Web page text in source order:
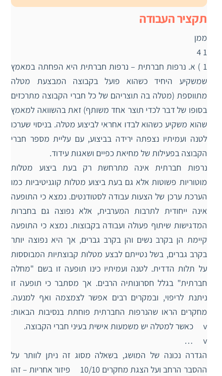
תקציר העבודה
ממן
1 4
1 ) א. נרפות חברתית – נרפות חברתית היא הפחתה במאמץ
שמשקיע היחיד כשהוא פועל בקבוצה המבצעת מטלה
מתווספת (מטלה בה תוצריהם של כל חברי הקבוצה מתרכזים
בסופו של דבר לכדי תוצר אחד משותף) זאת בהשוואה למאמץ
שהוא משקיע כשהוא לבדו אחראי לביצוע מטלה. בניסוי שערכו
לטנה ועמיתיו נצפתה ירידה בביצוע, עם עליית מספר חברי
הקבוצה בפעילות של מחיאת כפיים ושאגות עידוד.
נרפות חברתית אינה מתרחשת רק בעת ביצוע מטלות
מוטוריות פשוטות אלא גם בעת ביצוע מטלות קוגניטיביות כמו
הערכת ערכן של הצעות עבודה לסטודנטים. נמצא כי התופעה
אינה ייחודית לתרבות המערבית, אלא נפוצה גם בחברות
המדגישות שיתוף פעולה ועבודה בקבוצות. נמצא כי התופעה
קיימת הן בקרב נשים והן בקרב גברים, אך היא נפוצה יותר
בקרב גברים, בשל נטייתם לבצע מטלות קבוצתיות המבוססות
על תלות הדדית. לטנה ועמיתיו כינו תופעה זו בשם "מחלה
חברתית" בגלל חסרונותיה הרבים. אך מסתבר כי תופעה זו
ניתנת לריפוי, ובמקרים רבים אפשר לצמצמה ואף למנעה.
מחקרים הראו שהנרפות החברתית פוחתת בנסיבות הבאות:
v כאשר למטלה יש משמעות אישית בעיני חברי הקבוצה.
v …
הגדרה נכונה של המושג, בשאלה מסוג זה ניתן לוותר על
ההסבר הרחב ועל הצגת מחקרים 10/10 פיזור אחריות – זהו